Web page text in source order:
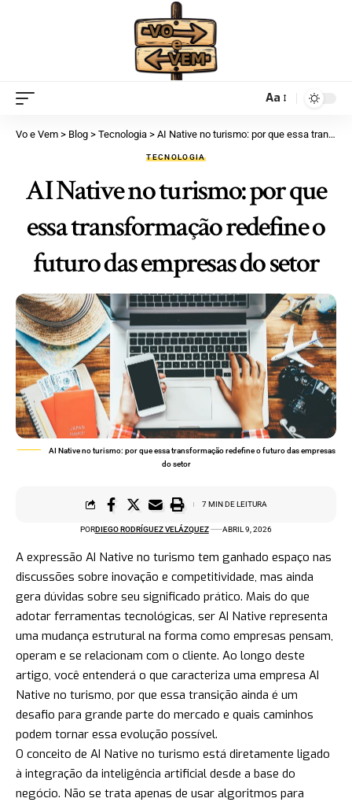
Aa
Vo e Vem > Blog > Tecnologia > AI Native no turismo: por que essa transformação redefine o futuro das empresas do setor
TECNOLOGIA
AI Native no turismo: por que
essa transformação redefine o
futuro das empresas do setor
AI Native no turismo: por que essa transformação redefine o futuro das empresas
do setor
PORDIEGO RODRÍGUEZ VELÁZQUEZ ABRIL 9, 2026
7 MIN DE LEITURA
A expressão AI Native no turismo tem ganhado espaço nas
discussões sobre inovação e competitividade, mas ainda
gera dúvidas sobre seu significado prático. Mais do que
adotar ferramentas tecnológicas, ser AI Native representa
uma mudança estrutural na forma como empresas pensam,
operam e se relacionam com o cliente. Ao longo deste
artigo, você entenderá o que caracteriza uma empresa AI
Native no turismo, por que essa transição ainda é um
desafio para grande parte do mercado e quais caminhos
podem tornar essa evolução possível.
O conceito de AI Native no turismo está diretamente ligado
à integração da inteligência artificial desde a base do
negócio. Não se trata apenas de usar algoritmos para